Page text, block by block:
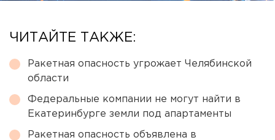
ЧИТАЙТЕ ТАКЖЕ:
Ракетная опасность угрожает Челябинской
области
Федеральные компании не могут найти в
Екатеринбурге земли под апартаменты
Ракетная опасность объявлена в